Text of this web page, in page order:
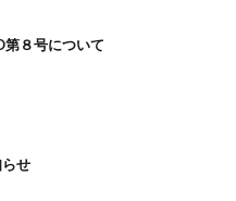
第８号について
せ